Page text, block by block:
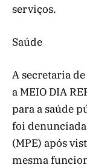
serviços.
Saúde
A secretaria
a MEIO DIA
para a saúde
foi
(MPE) após
mesma